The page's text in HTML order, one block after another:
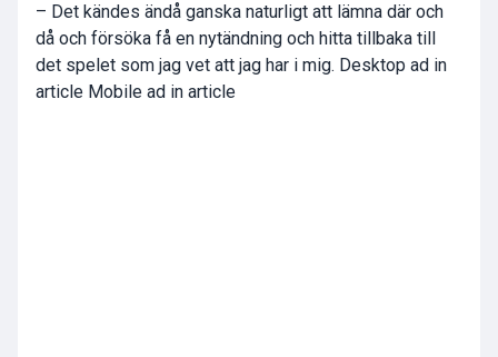
– Det kändes ändå ganska naturligt att lämna där och
då och försöka få en nytändning och hitta tillbaka till
det spelet som jag vet att jag har i mig. Desktop ad in
article Mobile ad in article